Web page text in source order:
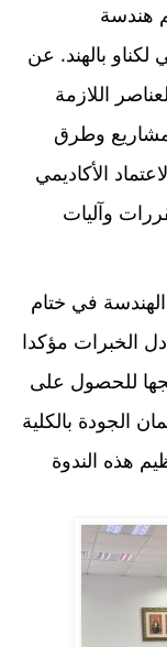
هندسة
لكناو بالهند. عن
اللازمة
وطرق
الأكاديمي
وآليات
في ختام
الخبرات مؤكدا
للحصول على
الجودة بالكلية
هذه الندوة